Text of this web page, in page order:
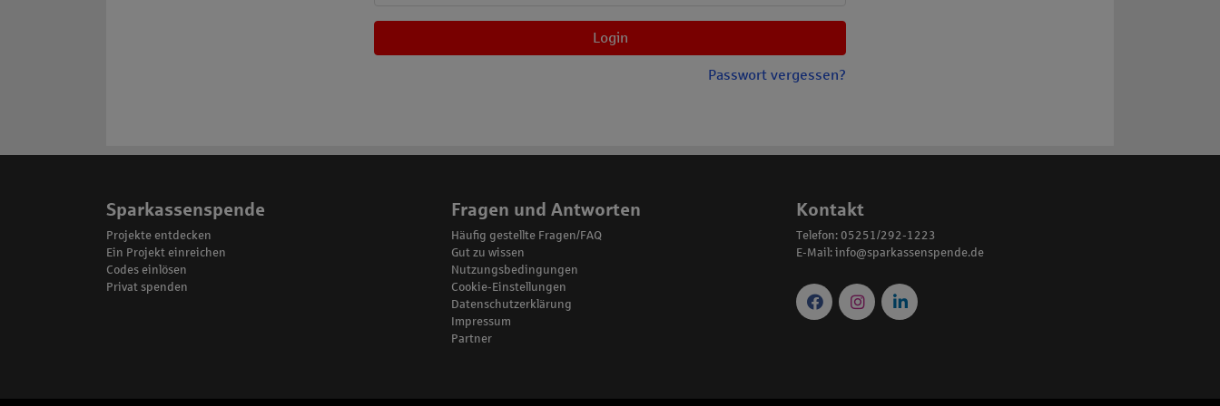
Login
Passwort vergessen?
Sparkassenspende
Projekte entdecken
Ein Projekt einreichen
Codes einlösen
Privat spenden
Fragen und Antworten
Häufig gestellte Fragen/FAQ
Gut zu wissen
Nutzungsbedingungen
Cookie-Einstellungen
Datenschutzerklärung
Impressum
Partner
Kontakt
Telefon: 05251/292-1223
E-Mail: info@sparkassenspende.de